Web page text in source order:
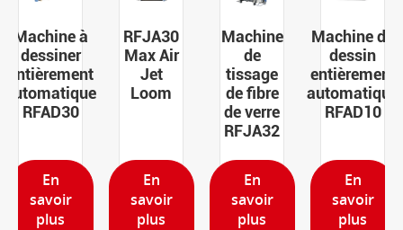
RFJA30
Max Air
Jet
Loom
En
savoir
plus
Machine
de
tissage
de fibre
En
savoir
plus
Machine de
dessin
entièrement
automatique
RFAD10
En
savoir
plus
Métier
à tisser
RFRL50
à
grande
En
savoir
plus